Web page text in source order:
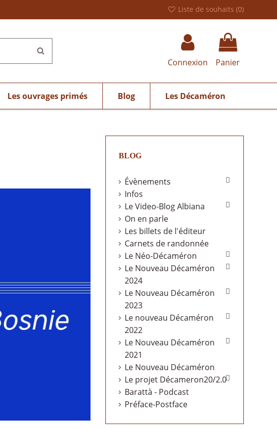
Liste de souhaits (0)
Connexion Panier
Les ouvrages primés Blog Les Décaméron
BLOG
Évènements 
Infos
Le Video-Blog Albiana

On en parle
Les billets de l'éditeur
Carnets de randonnée
Le Néo-Décaméron

Le Nouveau Décaméron
2024

Le Nouveau Décaméron
2023

Le nouveau Décaméron
2022

Le Nouveau Décaméron
2021

Le Nouveau Décaméron
Le projet Décameron20/2.0
Barattà - Podcast
Préface-Postface